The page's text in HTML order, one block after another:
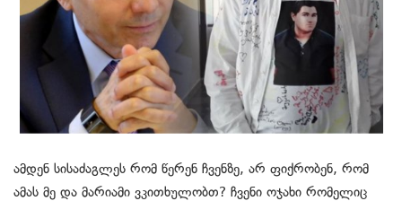
ამდენ სისაძაგლეს რომ წერენ ჩვენზე, არ ფიქრობენ, რომ
ამას მე და მარიამი ვკითხულობთ? ჩვენი ოჯახი რომელიც